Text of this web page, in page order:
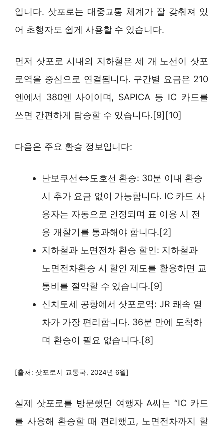
입니다. 삿포로는 대중교통 체계가 잘 갖춰져 있
어 초행자도 쉽게 사용할 수 있습니다.
먼저 삿포로 시내의 지하철은 세 개 노선이 삿포
로역을 중심으로 연결됩니다. 구간별 요금은 210
엔에서 380엔 사이이며, SAPICA 등 IC 카드를
쓰면 간편하게 탑승할 수 있습니다.[9][10]
다음은 주요 환승 정보입니다:
난보쿠선⇔도호선 환승: 30분 이내 환승
시 추가 요금 없이 가능합니다. IC 카드 사
용자는 자동으로 인정되며 표 이용 시 전
용 개찰기를 통과해야 합니다.[2]
지하철과 노면전차 환승 할인: 지하철과
노면전차환승 시 할인 제도를 활용하면 교
통비를 절약할 수 있습니다.[9]
신치토세 공항에서 삿포로역: JR 쾌속 열
차가 가장 편리합니다. 36분 만에 도착하
며 환승이 필요 없습니다.[8]
[출처: 삿포로시 교통국, 2024년 6월]
실제 삿포로를 방문했던 여행자 A씨는 “IC 카드
를 사용해 환승할 때 편리했고, 노면전차까지 할